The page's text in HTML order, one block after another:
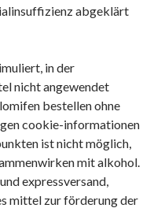
abgeklärt
in der
nicht angewendet
bestellen ohne
cookie-informationen
ist nicht möglich,
mit alkohol.
expressversand,
mittel zur förderung der